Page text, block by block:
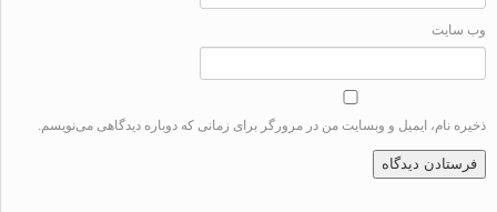
نام، ایمیل و وبسایت من در مرورگر برای زمانی که دوباره دیدگاهی می‌نویسم.